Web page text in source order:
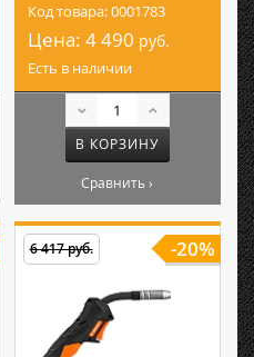
Код товара: 0001783
Цена: 4 490 руб.
Есть в наличии
В КОРЗИНУ
Сравнить ›
-20%
6 417 руб.